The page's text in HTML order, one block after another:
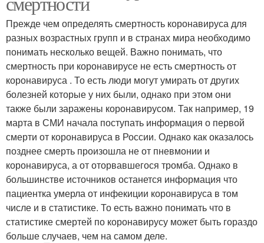
Прежде чем определять смертность коронавируса для
разных возрастных групп и в странах мира необходимо
понимать несколько вещей. Важно понимать, что
смертность при коронавирусе не есть смертность от
коронавируса . То есть люди могут умирать от других
болезней которые у них были, однако при этом они
также были заражены коронавирусом. Так например, 19
марта в СМИ начала поступать информация о первой
смерти от коронавируса в России. Однако как оказалось
позднее смерть произошла не от пневмонии и
коронавируса, а от оторвавшегося тромба. Однако в
большинстве источников останется информация что
пациентка умерла от инфекиции коронавируса в том
числе и в статистике. То есть важно понимать что в
статистике смертей по коронавирусу может быть гораздо
больше случаев, чем на самом деле.